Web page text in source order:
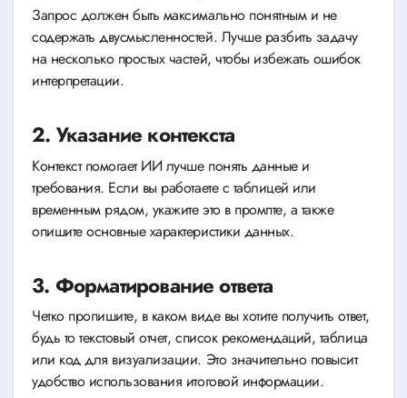
Запрос должен быть максимально понятным и не
содержать двусмысленностей. Лучше разбить задачу
на несколько простых частей, чтобы избежать ошибок
интерпретации.
2. Указание контекста
Контекст помогает ИИ лучше понять данные и
требования. Если вы работаете с таблицей или
временным рядом, укажите это в промпте, а также
опишите основные характеристики данных.
3. Форматирование ответа
Четко пропишите, в каком виде вы хотите получить ответ,
будь то текстовый отчет, список рекомендаций, таблица
или код для визуализации. Это значительно повысит
удобство использования итоговой информации.